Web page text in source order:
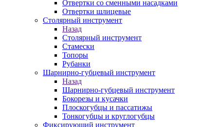
Отвертки со сменными насадками
Отвертки шлицевые
Столярный инструмент
Назад
Столярный инструмент
Стамески
Топоры
Рубанки
Шарнирно-губцевый инструмент
Назад
Шарнирно-губцевый инструмент
Бокорезы и кусачки
Плоскогубцы и пассатижы
Тонкогубцы и круглогубцы
Фиксирующий инструмент